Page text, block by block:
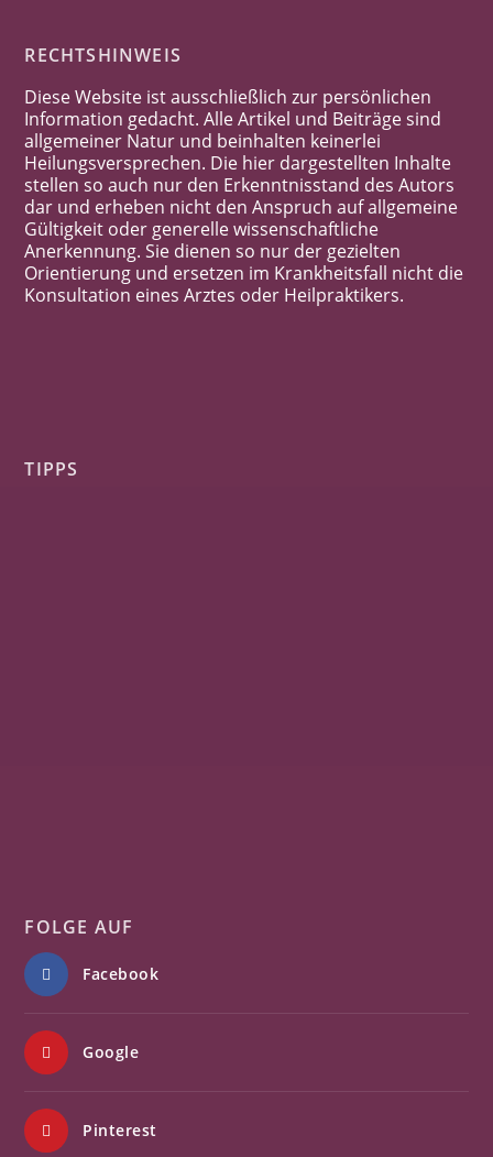
RECHTSHINWEIS
Diese Website ist ausschließlich zur persönlichen
Information gedacht. Alle Artikel und Beiträge sind
allgemeiner Natur und beinhalten keinerlei
Heilungsversprechen. Die hier dargestellten Inhalte
stellen so auch nur den Erkenntnisstand des Autors
dar und erheben nicht den Anspruch auf allgemeine
Gültigkeit oder generelle wissenschaftliche
Anerkennung. Sie dienen so nur der gezielten
Orientierung und ersetzen im Krankheitsfall nicht die
Konsultation eines Arztes oder Heilpraktikers.
TIPPS
FOLGE AUF
Facebook
Google
Pinterest